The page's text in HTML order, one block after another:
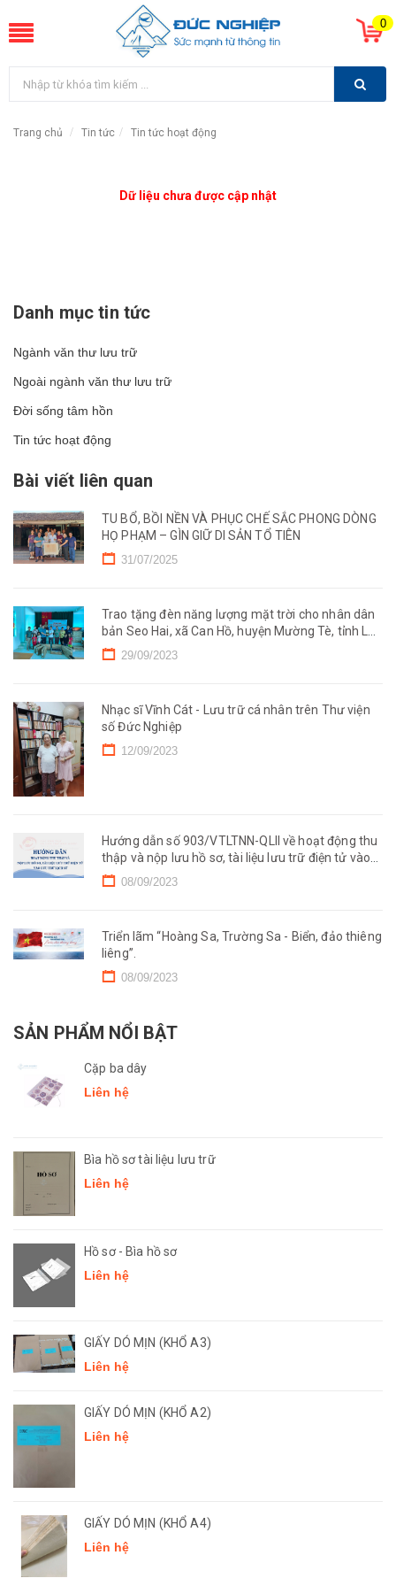
0
Trang chủ Tin tức Tin tức hoạt động
Dữ liệu chưa được cập nhật
Danh mục tin tức
Ngành văn thư lưu trữ
Ngoài ngành văn thư lưu trữ
Đời sống tâm hồn
Tin tức hoạt động
Bài viết liên quan
TU BỔ, BỒI NỀN VÀ PHỤC CHẾ SẮC PHONG DÒNG
HỌ PHẠM – GÌN GIỮ DI SẢN TỔ TIÊN
31/07/2025
Trao tặng đèn năng lượng mặt trời cho nhân dân
bản Seo Hai, xã Can Hồ, huyện Mường Tè, tỉnh Lai
Châu
29/09/2023
Nhạc sĩ Vĩnh Cát - Lưu trữ cá nhân trên Thư viện
số Đức Nghiệp
12/09/2023
Hướng dẫn số 903/VTLTNN-QLII về hoạt động thu
thập và nộp lưu hồ sơ, tài liệu lưu trữ điện tử vào
Lưu trữ lịch sử.
08/09/2023
Triển lãm “Hoàng Sa, Trường Sa - Biển, đảo thiêng
liêng”.
08/09/2023
SẢN PHẨM NỔI BẬT
Cặp ba dây
Liên hệ
Bìa hồ sơ tài liệu lưu trữ
Liên hệ
Hồ sơ - Bìa hồ sơ
Liên hệ
GIẤY DÓ MỊN (KHỔ A3)
Liên hệ
GIẤY DÓ MỊN (KHỔ A2)
Liên hệ
GIẤY DÓ MỊN (KHỔ A4)
Liên hệ